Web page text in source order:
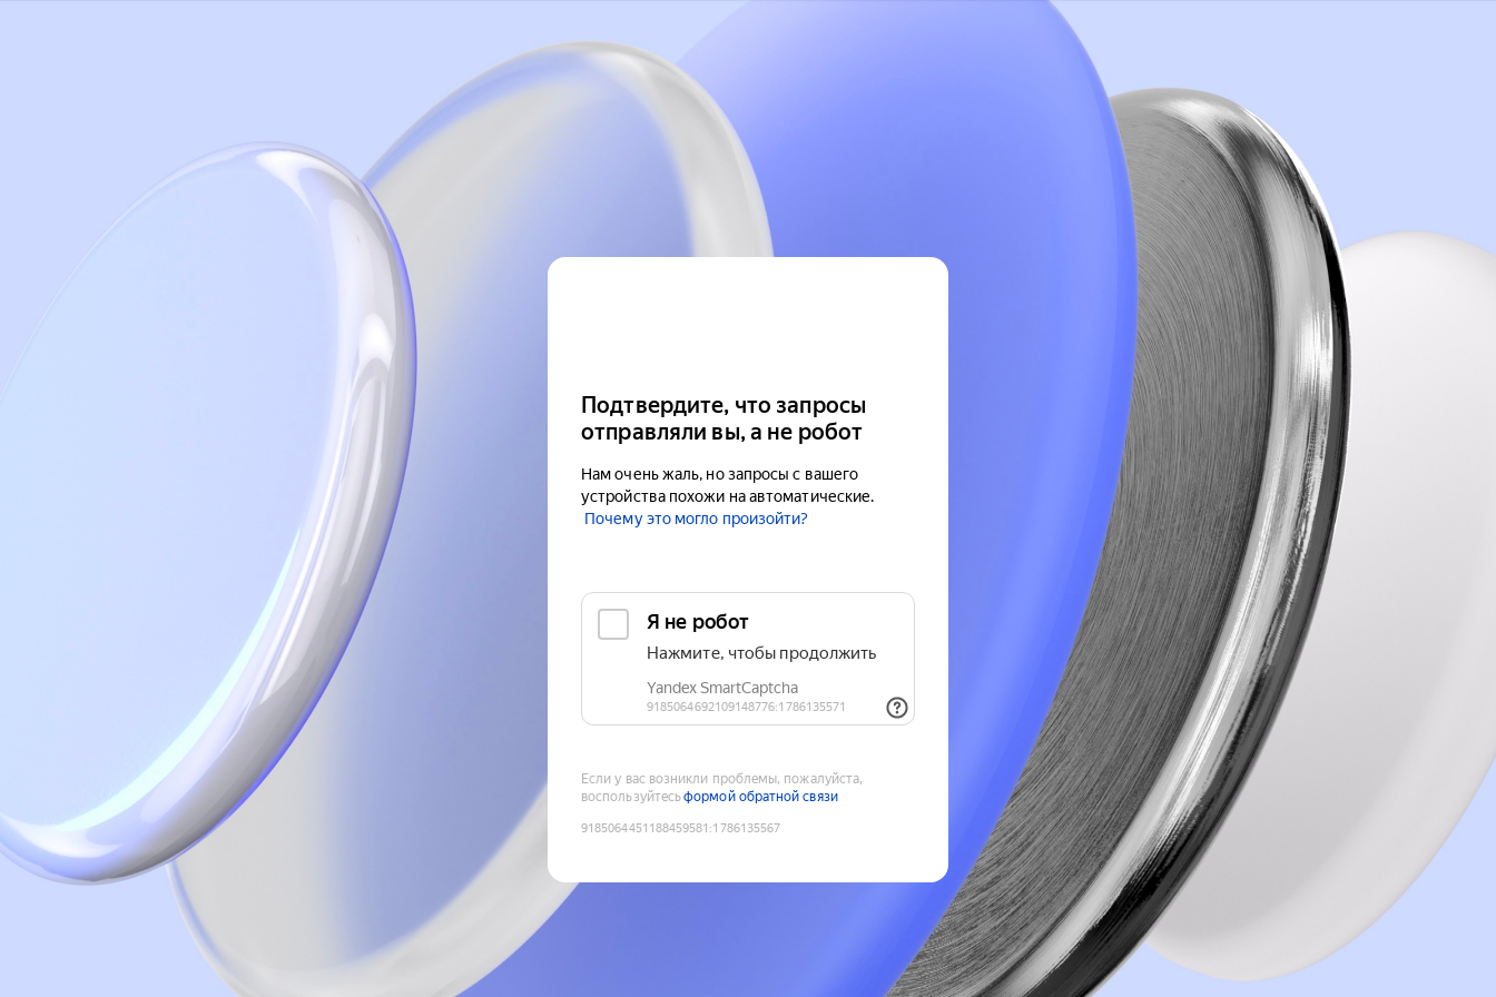
Подтвердите, что запросы
отправляли вы, а не робот
Нам очень жаль, но запросы с вашего
устройства похожи на автоматические.
Почему это могло произойти?
Если у вас возникли проблемы, пожалуйста,
воспользуйтесьформой обратной связи
9185064451188459581 :1786135567